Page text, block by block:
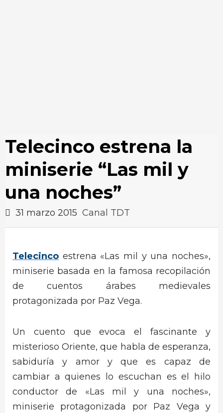
Telecinco estrena la
miniserie “Las mil y
una noches”
31 marzo 2015 Canal TDT
Telecinco estrena «Las mil y una noches»,
miniserie basada en la famosa recopilación
de cuentos árabes medievales
protagonizada por Paz Vega.
Un cuento que evoca el fascinante y
misterioso Oriente, que habla de esperanza,
sabiduría y amor y que es capaz de
cambiar a quienes lo escuchan es el hilo
conductor de «Las mil y una noches»,
miniserie protagonizada por Paz Vega y